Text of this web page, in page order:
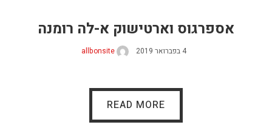
אספרגוס וארטישוק א-לה רומנה
4 בפברואר 2019 allbonsite
READ MORE